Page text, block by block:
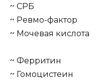
~ СРБ
~ Ревмо-фактор
~ Мочевая кислота
~ Ферритин
~ Гомоцистеин